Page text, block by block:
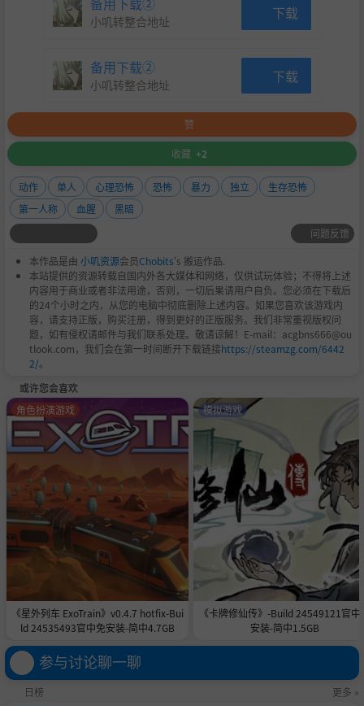
Remorses 是一款节奏缓慢推进的恐怖体验。一段令人心痛
时间是1991年，地点在拉科塔领地的河谷镇。这里以其历史
闻名，同时近期也频繁发生人口失踪事件。不久前，关于巫
术的传言开始流传。这类故事在河谷镇过去也曾出现过。
你将扮演来自明尼苏达州比弗希尔斯的调查员杰克·勒皮斯
托。他习惯追逐传说与超自然现象，却从未真正承担过后
果。
当一连串离奇的失踪事件和与巫术相关的线索传到他耳中
时，他将注意力转向了他的下一项调查。
这是一个关于被遗弃的“韦斯特布鲁克遗产宅邸”的故事，
它位于河谷镇森林的某处。当地居民因其恶名和关于复仇女
巫的传言而对其避之不及。
小叽转整合地址 下载
备用下载②
小叽转整合地址 下载
赞
收藏 +2
动作 单人 心理恐怖 恐怖 暴力 独立
生存恐怖
第一人称
血腥
黑暗
问题反馈
本作品是由 小叽资源会员Chobits's 搬运作品.
本站提供的资源转载自国内外各大媒体和网络，仅供试玩体验；不得将上述
内容用于商业或者非法用途，否则，一切后果请用户自负。您必须在下载后
的24个小时之内，从您的电脑中彻底删除上述内容。如果您喜欢该游戏内
容，请支持正版，购买注册，得到更好的正版服务。我们非常重视版权问
题，如有侵权请邮件与我们联系处理。敬请谅解！E-mail：acgbns666@ou
tlook.com，我们会在第一时间断开下载链接https://steamzg.com/6442
2/。
或许您会喜欢
《星外列车 ExoTrain》v0.4.7 hotfix-Bui
ld 24535493官中免安装-简中4.7GB
角色扮演游戏
《卡牌修仙传》-Build 24549121官中
安装-简中1.5GB
模拟游戏
参与讨论聊一聊
日榜 更多 »